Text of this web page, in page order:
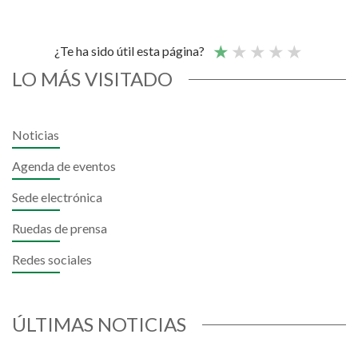
¿Te ha sido útil esta página?
LO MÁS VISITADO
Noticias
Agenda de eventos
Sede electrónica
Ruedas de prensa
Redes sociales
ÚLTIMAS NOTICIAS